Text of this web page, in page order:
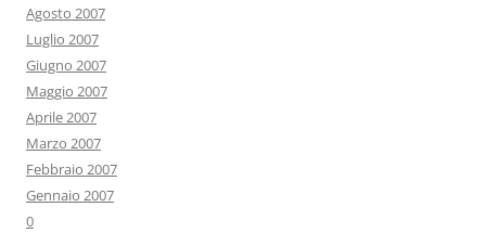
Agosto 2007
Luglio 2007
Giugno 2007
Maggio 2007
Aprile 2007
Marzo 2007
Febbraio 2007
Gennaio 2007
0